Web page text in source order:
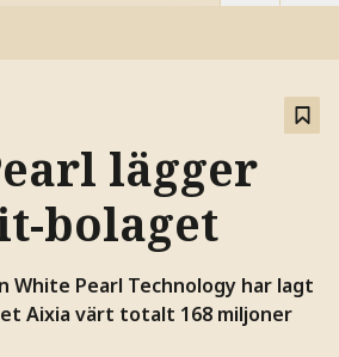
lägger
bolaget
White Pearl Technology har lagt
Aixia värt totalt 168 miljoner